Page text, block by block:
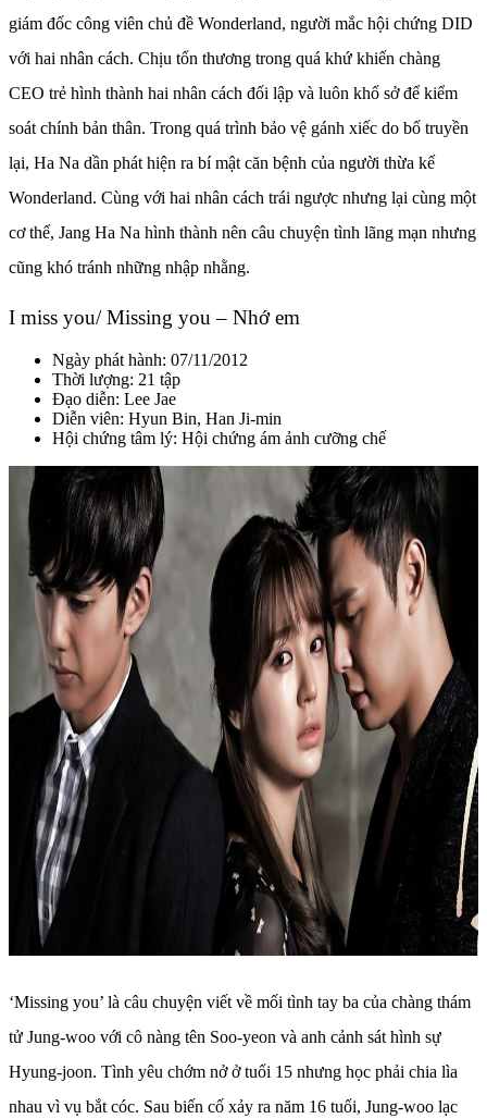
giám đốc công viên chủ đề Wonderland, người mắc hội chứng DID
với hai nhân cách. Chịu tổn thương trong quá khứ khiến chàng
CEO trẻ hình thành hai nhân cách đối lập và luôn khổ sở để kiểm
soát chính bản thân. Trong quá trình bảo vệ gánh xiếc do bố truyền
lại, Ha Na dần phát hiện ra bí mật căn bệnh của người thừa kế
Wonderland. Cùng với hai nhân cách trái ngược nhưng lại cùng một
cơ thể, Jang Ha Na hình thành nên câu chuyện tình lãng mạn nhưng
cũng khó tránh những nhập nhằng.
I miss you/ Missing you – Nhớ em
Ngày phát hành: 07/11/2012
Thời lượng: 21 tập
Đạo diễn: Lee Jae
Diễn viên: Hyun Bin, Han Ji-min
Hội chứng tâm lý: Hội chứng ám ảnh cưỡng chế
‘Missing you’ là câu chuyện viết về mối tình tay ba của chàng thám
tử Jung-woo với cô nàng tên Soo-yeon và anh cảnh sát hình sự
Hyung-joon. Tình yêu chớm nở ở tuổi 15 nhưng học phải chia lìa
nhau vì vụ bắt cóc. Sau biến cố xảy ra năm 16 tuổi, Jung-woo lạc